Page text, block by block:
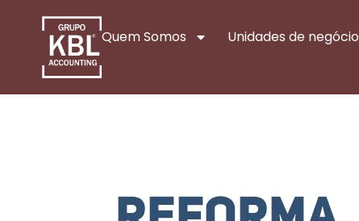
Quem Somos Unidades de negócio